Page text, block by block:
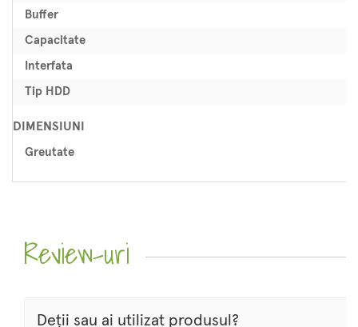
Buffer
Capacitate
Interfata
Tip HDD
DIMENSIUNI
Greutate
Review-uri
Deții sau ai utilizat produsul?